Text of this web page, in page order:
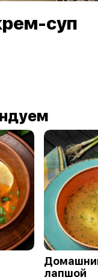
суп
лапшой